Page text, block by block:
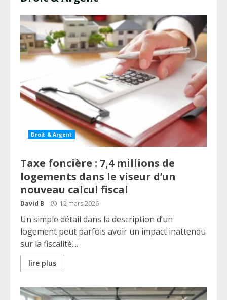
Droit & Argent
Taxe foncière : 7,4 millions de
logements dans le viseur d’un
nouveau calcul fiscal
David B 12 mars 2026
Un simple détail dans la description d’un
logement peut parfois avoir un impact inattendu
sur la fiscalité....
lire plus